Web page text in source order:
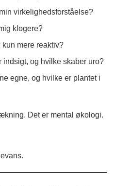
virkelighedsforståelse?
klogere?
mere reaktiv?
indsigt, og hvilke skaber uro?
egne, og hvilke er plantet i
Det er mental økologi.